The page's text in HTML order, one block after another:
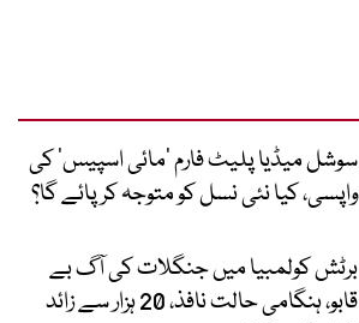
سوشل میڈیا پلیٹ فارم ‘مائی اسپیس’ کی
واپسی، کیا نئی نسل کو متوجہ کر پائے گا؟
برٹش کولمبیا میں جنگلات کی آگ بے
قابو، ہنگامی حالت نافذ، 20 ہزار سے زائد